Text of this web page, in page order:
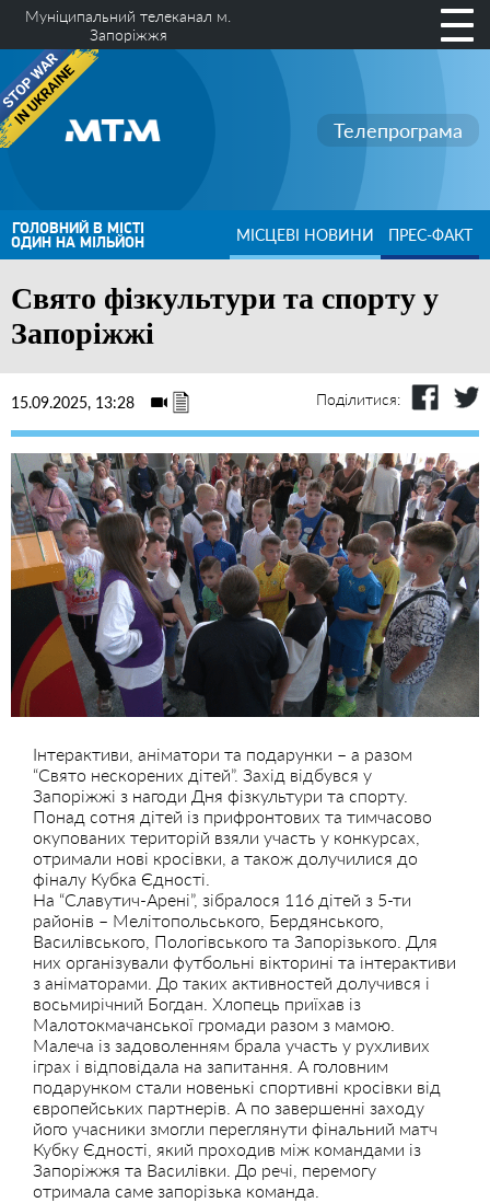
Муніципальний телеканал м.
Запоріжжя
Телепрограма
ГОЛОВНИЙ В МІСТІ
ОДИН НА МІЛЬЙОН МІСЦЕВІ НОВИНИ ПРЕС-ФАКТ
Свято фізкультури та спорту у
Запоріжжі
15.09.2025, 13:28 Поділитися:
Інтерактиви, аніматори та подарунки – а разом
“Свято нескорених дітей”. Захід відбувся у
Запоріжжі з нагоди Дня фізкультури та спорту.
Понад сотня дітей із прифронтових та тимчасово
окупованих територій взяли участь у конкурсах,
отримали нові кросівки, а також долучилися до
фіналу Кубка Єдності.
На “Славутич-Арені”, зібралося 116 дітей з 5-ти
районів – Мелітопольського, Бердянського,
Василівського, Пологівського та Запорізького. Для
них організували футбольні вікторині та інтерактиви
з аніматорами. До таких активностей долучився і
восьмирічний Богдан. Хлопець приїхав із
Малотокмачанської громади разом з мамою.
Малеча із задоволенням брала участь у рухливих
іграх і відповідала на запитання. А головним
подарунком стали новенькі спортивні кросівки від
європейських партнерів. А по завершенні заходу
його учасники змогли переглянути фінальний матч
Кубку Єдності, який проходив між командами із
Запоріжжя та Василівки. До речі, перемогу
отримала саме запорізька команда.